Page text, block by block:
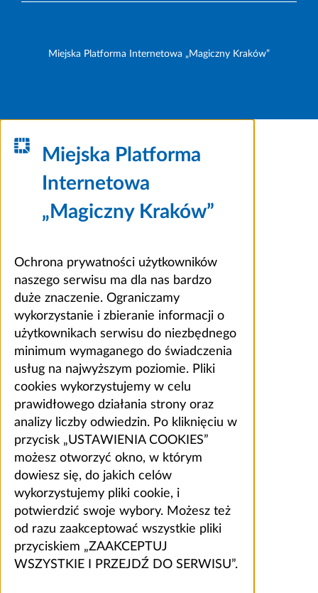
Miejska Platforma Internetowa „Magiczny Kraków”
Miejska Platforma
Internetowa
„Magiczny Kraków”
Ochrona prywatności użytkowników
naszego serwisu ma dla nas bardzo
duże znaczenie. Ograniczamy
wykorzystanie i zbieranie informacji o
użytkownikach serwisu do niezbędnego
minimum wymaganego do świadczenia
usług na najwyższym poziomie. Pliki
cookies wykorzystujemy w celu
prawidłowego działania strony oraz
analizy liczby odwiedzin. Po kliknięciu w
przycisk „USTAWIENIA COOKIES”
możesz otworzyć okno, w którym
dowiesz się, do jakich celów
wykorzystujemy pliki cookie, i
potwierdzić swoje wybory. Możesz też
od razu zaakceptować wszystkie pliki
przyciskiem „ZAAKCEPTUJ
WSZYSTKIE I PRZEJDŹ DO SERWISU”.